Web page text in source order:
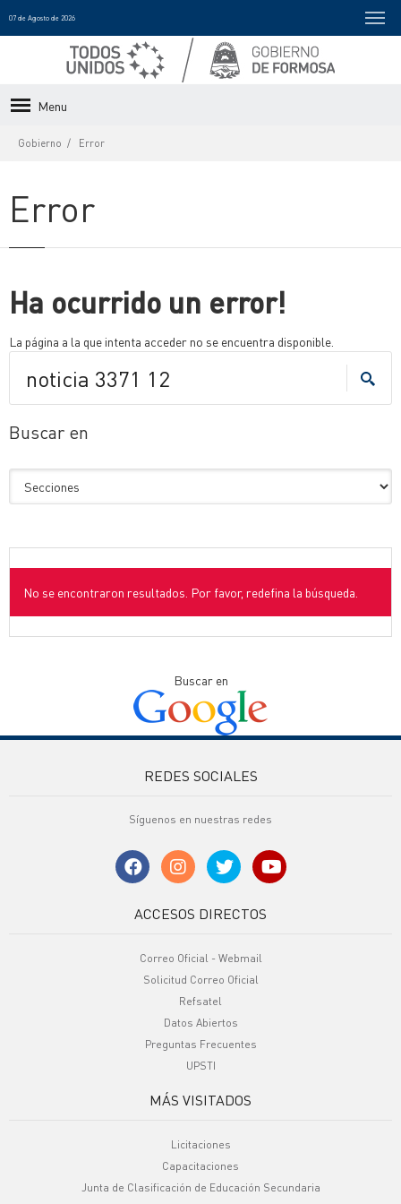
07 de Agosto de 2026
Menu
Gobierno Error
Error
Ha ocurrido un error!
La página a la que intenta acceder no se encuentra disponible.
Buscar en
No se encontraron resultados. Por favor, redefina la búsqueda.
Buscar en
REDES SOCIALES
Síguenos en nuestras redes
ACCESOS DIRECTOS
Correo Oficial - Webmail
Solicitud Correo Oficial
Refsatel
Datos Abiertos
Preguntas Frecuentes
UPSTI
MÁS VISITADOS
Licitaciones
Capacitaciones
Junta de Clasificación de Educación Secundaria